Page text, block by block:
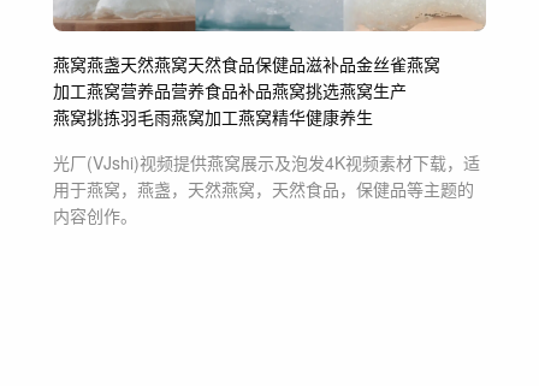
燕窝燕盏天然燕窝天然食品保健品滋补品金丝雀燕窝
加工燕窝营养品营养食品补品燕窝挑选燕窝生产
燕窝挑拣羽毛雨燕窝加工燕窝精华健康养生
光厂(VJshi)视频提供燕窝展示及泡发4K视频素材下载，适
用于燕窝，燕盏，天然燕窝，天然食品，保健品等主题的
内容创作。